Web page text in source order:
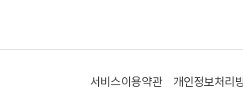
서비스이용약관 개인정보처리